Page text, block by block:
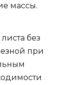
массы.
без
при